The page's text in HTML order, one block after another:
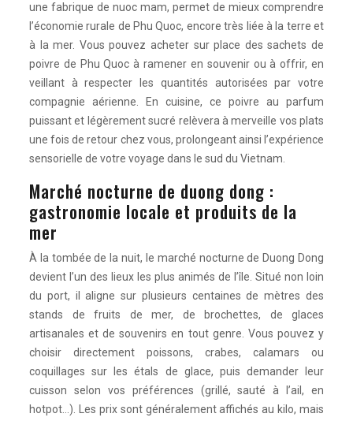
une fabrique de nuoc mam, permet de mieux comprendre
l’économie rurale de Phu Quoc, encore très liée à la terre et
à la mer. Vous pouvez acheter sur place des sachets de
poivre de Phu Quoc à ramener en souvenir ou à offrir, en
veillant à respecter les quantités autorisées par votre
compagnie aérienne. En cuisine, ce poivre au parfum
puissant et légèrement sucré relèvera à merveille vos plats
une fois de retour chez vous, prolongeant ainsi l’expérience
sensorielle de votre voyage dans le sud du Vietnam.
Marché nocturne de duong dong :
gastronomie locale et produits de la
mer
À la tombée de la nuit, le marché nocturne de Duong Dong
devient l’un des lieux les plus animés de l’île. Situé non loin
du port, il aligne sur plusieurs centaines de mètres des
stands de fruits de mer, de brochettes, de glaces
artisanales et de souvenirs en tout genre. Vous pouvez y
choisir directement poissons, crabes, calamars ou
coquillages sur les étals de glace, puis demander leur
cuisson selon vos préférences (grillé, sauté à l’ail, en
hotpot…). Les prix sont généralement affichés au kilo, mais